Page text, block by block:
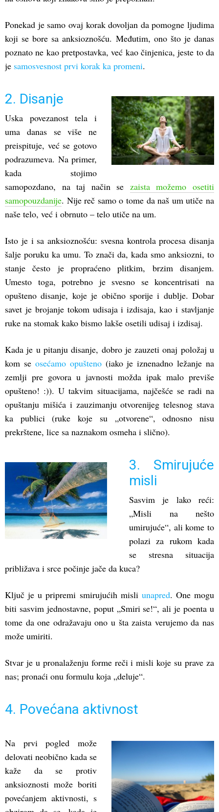
Ponekad je samo ovaj korak dovoljan da pomogne ljudima
koji se bore sa anksioznošću. Međutim, ono što je danas
poznato ne kao pretpostavka, već kao činjenica, jeste to da
je samosvesnost prvi korak ka promeni.
2. Disanje
Uska povezanost tela i
uma danas se više ne
preispituje, već se gotovo
podrazumeva. Na primer,
kada stojimo
samopozdano, na taj način se zaista možemo osetiti
samopouzdanije. Nije reč samo o tome da naš um utiče na
naše telo, već i obrnuto – telo utiče na um.
Isto je i sa anksioznošću: svesna kontrola procesa disanja
šalje poruku ka umu. To znači da, kada smo anksiozni, to
stanje često je propraćeno plitkim, brzim disanjem.
Umesto toga, potrebno je svesno se koncentrisati na
opušteno disanje, koje je obično sporije i dublje. Dobar
savet je brojanje tokom udisaja i izdisaja, kao i stavljanje
ruke na stomak kako bismo lakše osetili udisaj i izdisaj.
Kada je u pitanju disanje, dobro je zauzeti onaj položaj u
kom se osećamo opušteno(iako je iznenadno ležanje na
zemlji pre govora u javnosti možda ipak malo previše
opušteno! :)). U takvim situacijama, najčešće se radi na
opuštanju mišića i zauzimanju otvorenijeg telesnog stava
ka publici (ruke koje su „otvorene“, odnosno nisu
prekrštene, lice sa naznakom osmeha i slično).
3. Smirujuće
misli
Sasvim je lako reći:
„Misli na nešto
umirujuće“, ali kome to
polazi za rukom kada
se stresna situacija
približava i srce počinje jače da kuca?
Ključ je u pripremi smirujućih misli unapred. One mogu
biti sasvim jednostavne, poput „Smiri se!“, ali je poenta u
tome da one odražavaju ono u šta zaista verujemo da nas
može umiriti.
Stvar je u pronalaženju forme reči i misli koje su prave za
nas; pronaći onu formulu koja „deluje“.
4. Povećana aktivnost
Na prvi pogled može
delovati neobično kada se
kaže da se protiv
anksioznosti može boriti
povećanjem aktivnosti, s